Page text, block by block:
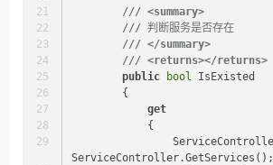
/// <summary>
/// 判断服务是否存在
/// </summary>
/// <returns></returns>
public
bool
IsExisted
        {
get
            {
ServiceController.GetServices();